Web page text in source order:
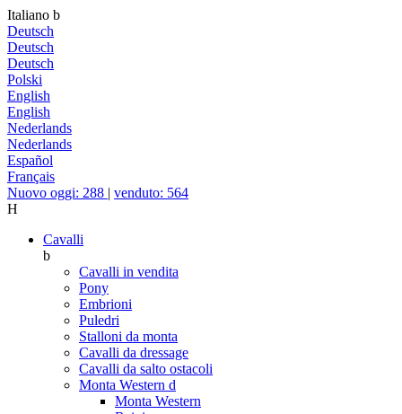
Italiano b
Deutsch
Deutsch
Deutsch
Polski
English
English
Nederlands
Nederlands
Español
Français
Nuovo oggi: 288 | venduto: 564
H
Cavalli
b
Cavalli in vendita
Pony
Embrioni
Puledri
Stalloni da monta
Cavalli da dressage
Cavalli da salto ostacoli
Monta Western d
Monta Western